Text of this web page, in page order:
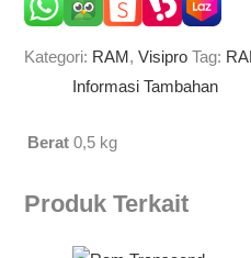
Kategori: RAM,Visipro Tag:
Informasi Tambahan
Berat 0,5 kg
Produk Terkait